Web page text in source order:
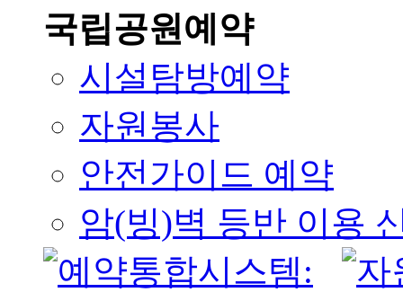
국립공원예약
시설탐방예약
자원봉사
안전가이드 예약
암(빙)벽 등반 이용